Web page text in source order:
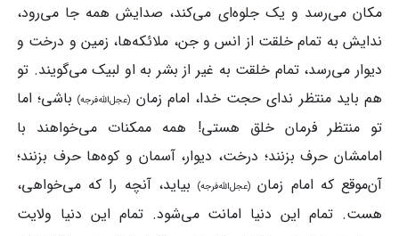
مکان می‌رسد و یک جلوه‌ای می‌کند، صدایش همه جا می‌رود،
ندایش به تمام خلقت از انس و جن، ملائکه‌ها، زمین و درخت و
دیوار می‌رسد، تمام خلقت به غیر از بشر به او لبیک می‌گویند. تو
هم باید منتظر ندای حجت خدا، امام زمان (عجل‌الله‌فرجه)باشی؛ اما
تو منتظر فرمان خلق هستی! همه ممکنات می‌خواهند با
امامشان حرف بزنند؛ درخت، دیوار، آسمان و کوه‌ها حرف بزنند؛
آن‌موقع‌ که امام زمان (عجل‌الله‌فرجه)بیاید، آنچه را که می‌خواهی،
هست. تمام این دنیا امانت می‌شود. تمام این دنیا ولایت